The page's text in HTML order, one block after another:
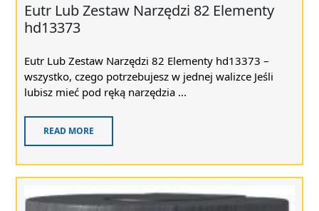
Eutr Lub Zestaw Narzędzi 82 Elementy
hd13373
Eutr Lub Zestaw Narzędzi 82 Elementy hd13373 –
wszystko, czego potrzebujesz w jednej walizce Jeśli
lubisz mieć pod ręką narzędzia ...
READ MORE